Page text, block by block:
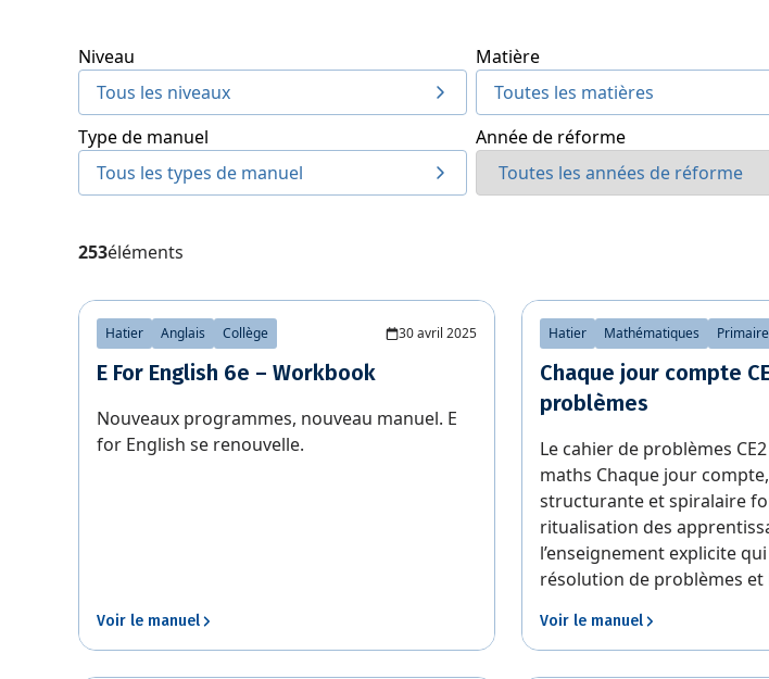
Niveau
Tous les niveaux
Matière
Toutes les matières
Type de manuel
Tous les types de manuel
Année de réforme
253éléments
Hatier Anglais Collège 30 avril 2025
E For English 6e – Workbook
Nouveaux programmes, nouveau manuel. E
for English se renouvelle.
Voir le manuel
Hatier Mathématiques Primaire
Chaque jour compte
problèmes
Le cahier de problèmes
maths Chaque jour
structurante et spiralaire
ritualisation des
l’enseignement explicite
résolution de problèmes
Voir le manuel